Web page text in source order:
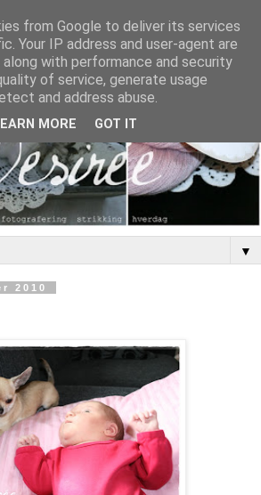
▼
2010
from Google to deliver its services
Your IP address and user-agent are
with performance and security
of service, generate usage
and address abuse.
MORE GOT IT